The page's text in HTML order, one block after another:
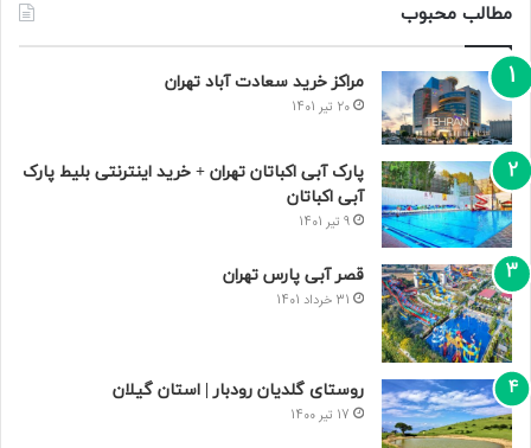
مطالب محبوب
مراکز خرید سعادت‌ آباد تهران
20 تیر 1401
پارک آبی اکباتان تهران + خرید اینترنتی بلیط پارک
آبی اکباتان
9 تیر 1401
قصر آبی پارس تهران
31 خرداد 1401
روستای گلدیان رودبار | استان گیلان
17 تیر 1400